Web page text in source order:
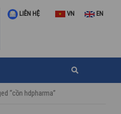
LIÊN HỆ VN EN
“cồn hdpharma”